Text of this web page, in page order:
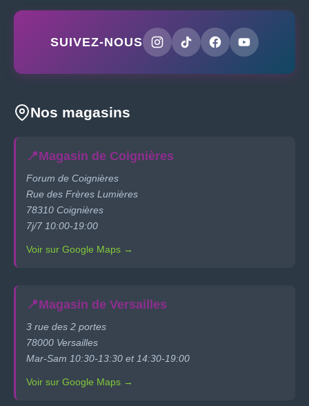
SUIVEZ-NOUS
Nos magasins
📍Magasin de Coignières
Forum de Coignières
Rue des Frères Lumières
78310 Coignières
7j/7 10:00-19:00
Voir sur Google Maps →
📍Magasin de Versailles
3 rue des 2 portes
78000 Versailles
Mar-Sam 10:30-13:30 et 14:30-19:00
Voir sur Google Maps →